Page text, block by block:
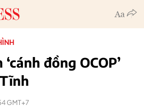
đồng OCOP’
GMT+7